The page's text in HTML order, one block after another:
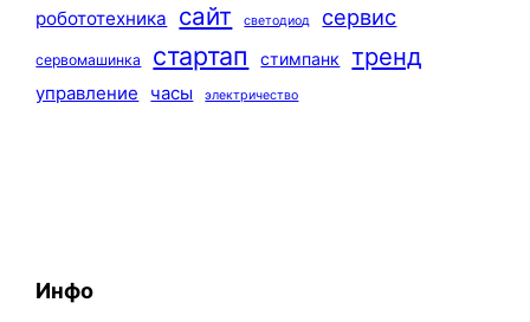
робототехника сайт светодиод сервис
сервомашинка стартап стимпанк тренд
управление часы электричество
Инфо